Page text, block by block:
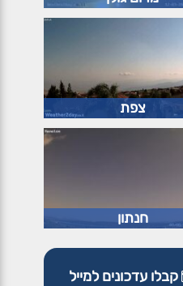
צפת
חנתון
קבלו עדכונים למייל